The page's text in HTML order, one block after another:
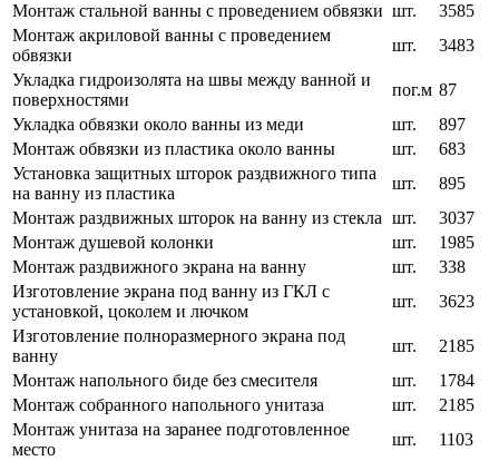
Монтаж стальной ванны с проведением обвязки шт.
3585
Монтаж акриловой ванны с проведением
обвязки
шт.
3483
Укладка гидроизолята на швы между ванной и
поверхностями
пог.м 87
Укладка обвязки около ванны из меди
шт.
897
Монтаж обвязки из пластика около ванны
шт.
683
Установка защитных шторок раздвижного типа
на ванну из пластика
шт.
895
Монтаж раздвижных шторок на ванну из стекла шт.
3037
Монтаж душевой колонки
шт.
1985
Монтаж раздвижного экрана на ванну
шт.
338
Изготовление экрана под ванну из ГКЛ с
установкой, цоколем и лючком
шт.
3623
Изготовление полноразмерного экрана под
ванну
шт.
2185
Монтаж напольного биде без смесителя
шт.
1784
Монтаж собранного напольного унитаза
шт.
2185
Монтаж унитаза на заранее подготовленное
место
шт.
1103